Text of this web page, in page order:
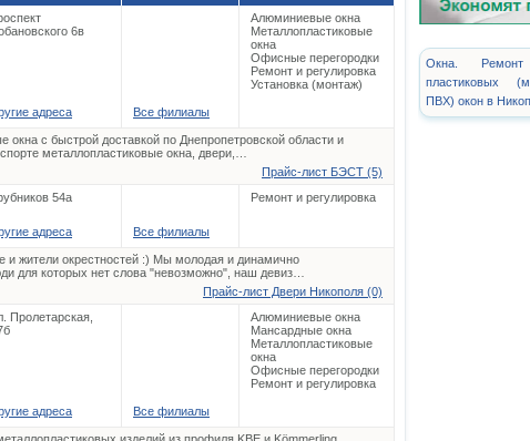
6в
Алюминиевые окна
Металлопластиковые
окна
Офисные перегородки
Ремонт и регулировка
Установка (монтаж)
адреса Все филиалы
окна с быстрой доставкой по Днепропетровской области и
металлопластиковые окна, двери,…
Прайс-лист БЭСТ (5)
54а Ремонт и регулировка
адреса Все филиалы
и жители окрестностей :) Мы молодая и динамично
для которых нет слова "невозможно", наш девиз…
Прайс-лист Двери Никополя (0)
Пролетарская,
Алюминиевые окна
Мансардные окна
Металлопластиковые
окна
Офисные перегородки
Ремонт и регулировка
адреса Все филиалы
Окна.
пластиковых
ПВХ) окон в